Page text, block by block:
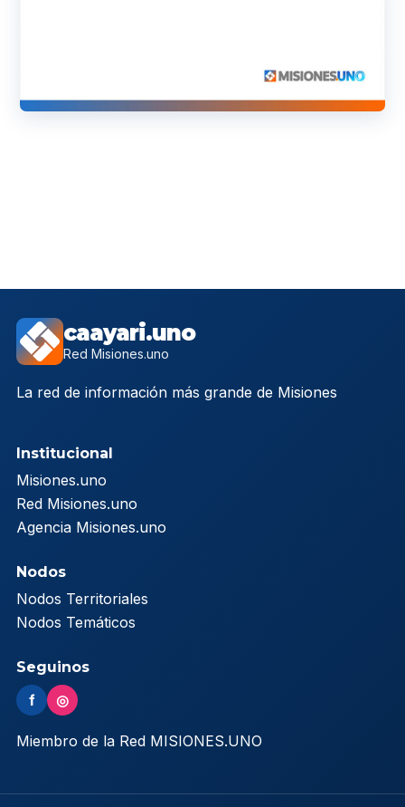
caayari.uno
Red Misiones.uno
La red de información más grande de Misiones
Institucional
Misiones.uno
Red Misiones.uno
Agencia Misiones.uno
Nodos
Nodos Territoriales
Nodos Temáticos
Seguinos
f ◎
Miembro de la Red MISIONES.UNO